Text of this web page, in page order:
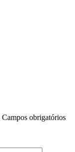
Campos obrigatórios